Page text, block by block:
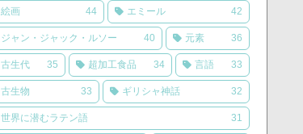
絵画 44 エミール 42
ジャン・ジャック・ルソー 40 元素 36
古生代 35 超加工食品 34 言語 33
古生物 33 ギリシャ神話 32
世界に潜むラテン語 31